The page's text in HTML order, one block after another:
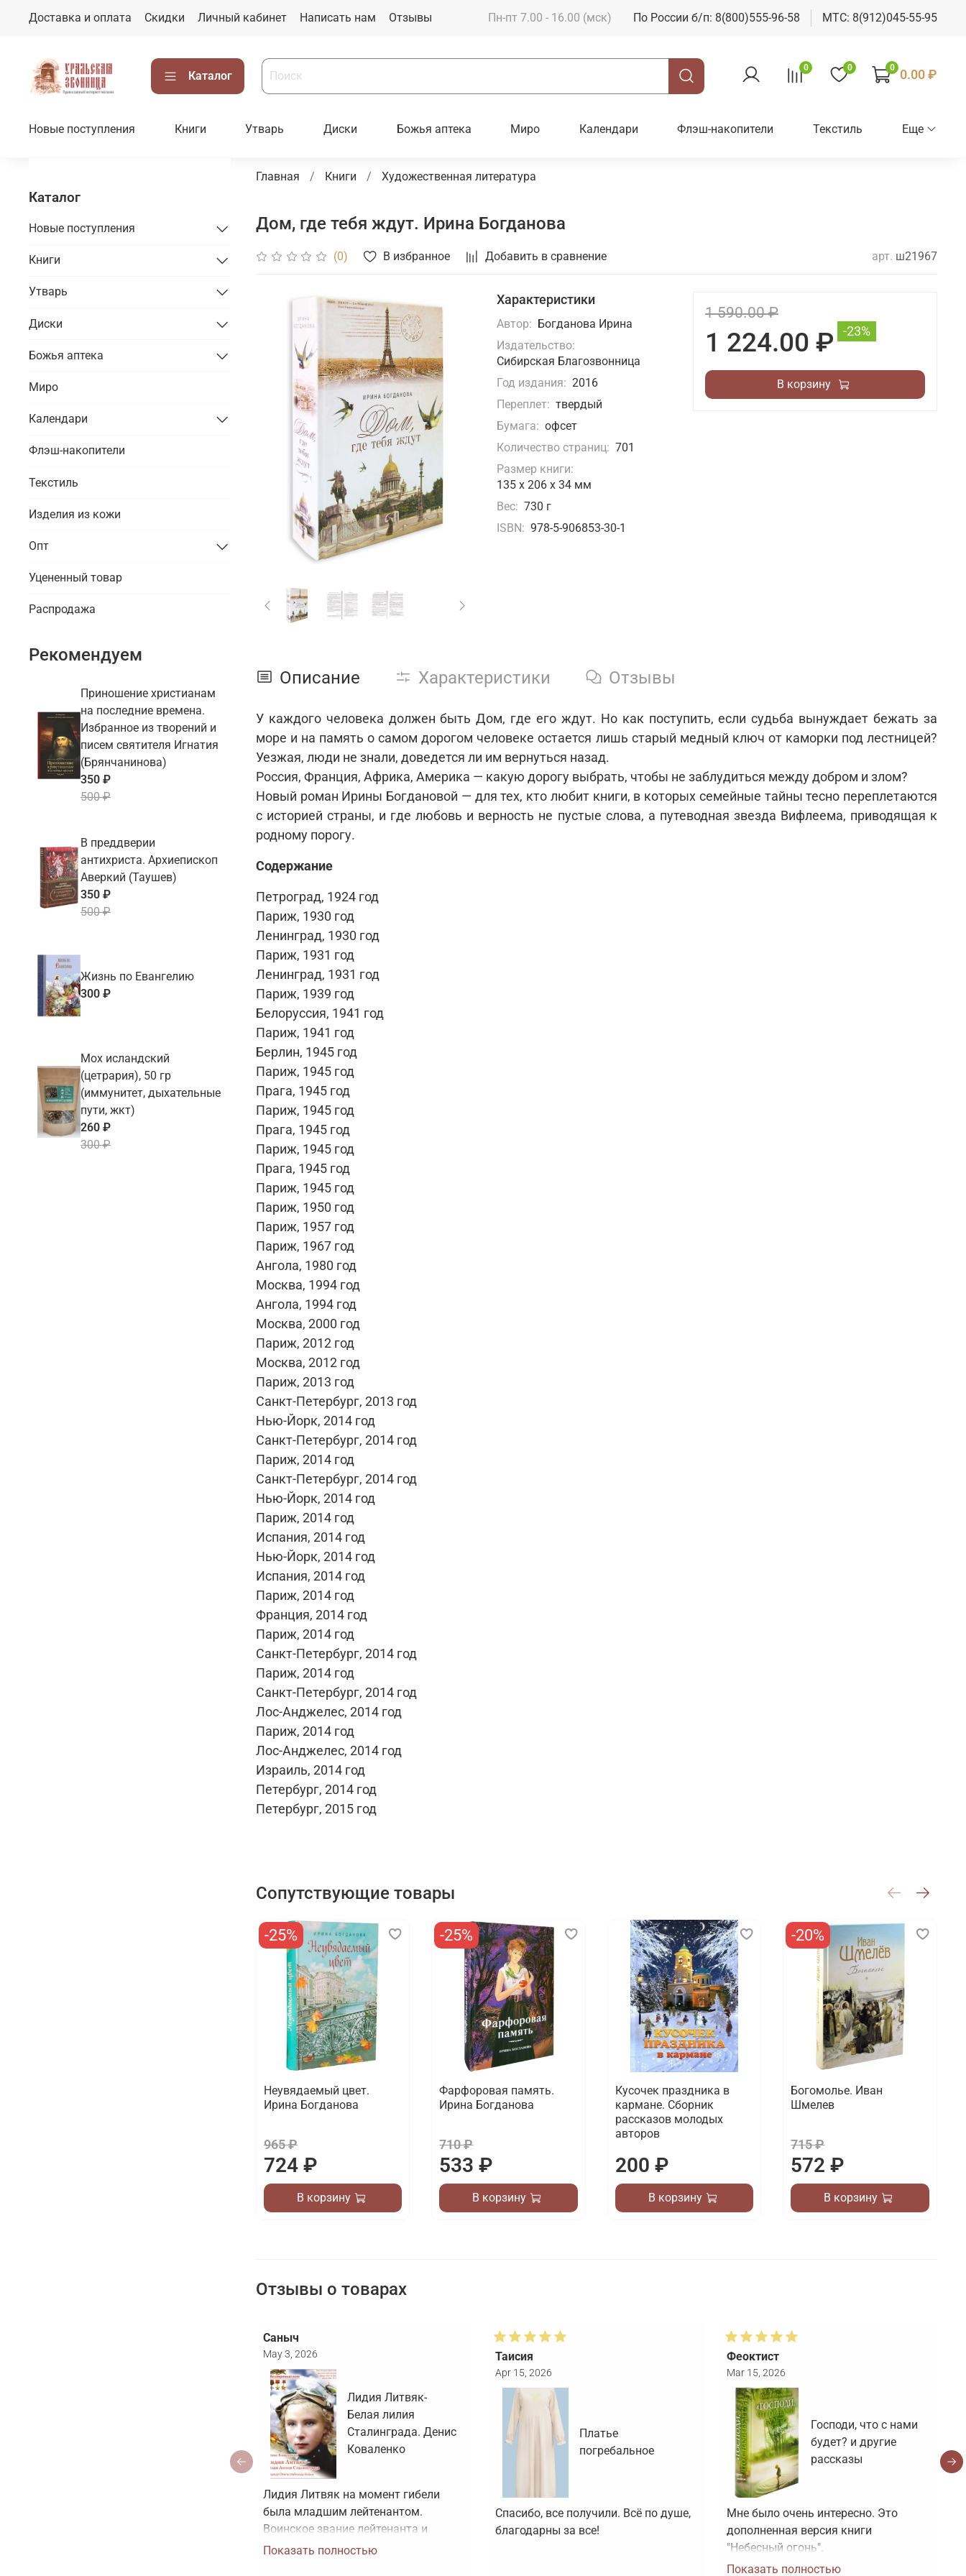
Доставка и оплата Скидки Личный кабинет Написать нам Отзывы Пн-пт 7.00 - 16.00 (мск) По России б/п: 8(800)555-96-58 МТС: 8(912)045-55-95
Каталог
0 0 0 0.00 ₽
Новые поступления Книги Утварь Диски Божья аптека Миро Календари Флэш-накопители Текстиль Еще
Главная Книги Художественная литература
Дом, где тебя ждут. Ирина Богданова
(0) В избранное Добавить в сравнение арт. ш21967
Характеристики
Автор: Богданова Ирина
Издательство:
Сибирская Благозвонница
Год издания: 2016
Переплет: твердый
Бумага: офсет
Количество страниц: 701
Размер книги:
135 х 206 х 34 мм
Вес: 730 г
ISBN: 978-5-906853-30-1
1 590.00 ₽
1 224.00 ₽ -23%
В корзину
Описание Характеристики Отзывы
У каждого человека должен быть Дом, где его ждут. Но как поступить, если судьба вынуждает бежать за
море и на память о самом дорогом человеке остается лишь старый медный ключ от каморки под лестницей?
Уезжая, люди не знали, доведется ли им вернуться назад.
Россия, Франция, Африка, Америка — какую дорогу выбрать, чтобы не заблудиться между добром и злом?
Новый роман Ирины Богдановой — для тех, кто любит книги, в которых семейные тайны тесно переплетаются
с историей страны, и где любовь и верность не пустые слова, а путеводная звезда Вифлеема, приводящая к
родному порогу.
Содержание
Петроград, 1924 год
Париж, 1930 год
Ленинград, 1930 год
Париж, 1931 год
Ленинград, 1931 год
Париж, 1939 год
Белоруссия, 1941 год
Париж, 1941 год
Берлин, 1945 год
Париж, 1945 год
Прага, 1945 год
Париж, 1945 год
Прага, 1945 год
Париж, 1945 год
Прага, 1945 год
Париж, 1945 год
Париж, 1950 год
Париж, 1957 год
Париж, 1967 год
Ангола, 1980 год
Москва, 1994 год
Ангола, 1994 год
Москва, 2000 год
Париж, 2012 год
Москва, 2012 год
Париж, 2013 год
Санкт-Петербург, 2013 год
Нью-Йорк, 2014 год
Санкт-Петербург, 2014 год
Париж, 2014 год
Санкт-Петербург, 2014 год
Нью-Йорк, 2014 год
Париж, 2014 год
Испания, 2014 год
Нью-Йорк, 2014 год
Испания, 2014 год
Париж, 2014 год
Франция, 2014 год
Париж, 2014 год
Санкт-Петербург, 2014 год
Париж, 2014 год
Санкт-Петербург, 2014 год
Лос-Анджелес, 2014 год
Париж, 2014 год
Лос-Анджелес, 2014 год
Израиль, 2014 год
Петербург, 2014 год
Петербург, 2015 год
Сопутствующие товары
-25%
Неувядаемый цвет.
Ирина Богданова
965 ₽
724 ₽
В корзину
-25%
Фарфоровая память.
Ирина Богданова
710 ₽
533 ₽
В корзину
Кусочек праздника в
кармане. Сборник
рассказов молодых
авторов
200 ₽
В корзину
-20%
Богомолье. Иван
Шмелев
715 ₽
572 ₽
В корзину
Отзывы о товарах
Саныч
May 3, 2026
Лидия Литвяк-
Белая лилия
Сталинграда. Денис
Коваленко
Лидия Литвяк на момент гибели
была младшим лейтенантом.
Воинское звание лейтенанта и
звание Героя Советского Союза ей
Показать полностью
Таисия
Apr 15, 2026
Платье
погребальное
Спасибо, все получили. Всё по душе,
благодарны за все!
Феоктист
Mar 15, 2026
Господи, что с нами
будет? и другие
рассказы
Мне было очень интересно. Это
дополненная версия книги
"Небесный огонь".
Показать полностью
Каталог
Новые поступления
Книги
Утварь
Диски
Божья аптека
Миро
Календари
Флэш-накопители
Текстиль
Изделия из кожи
Опт
Уцененный товар
Распродажа
Рекомендуем
Приношение христианам
на последние времена.
Избранное из творений и
писем святителя Игнатия
(Брянчанинова)
350 ₽
500 ₽
В преддверии
антихриста. Архиепископ
Аверкий (Таушев)
350 ₽
500 ₽
Жизнь по Евангелию
300 ₽
Мох исландский
(цетрария), 50 гр
(иммунитет, дыхательные
пути, жкт)
260 ₽
300 ₽